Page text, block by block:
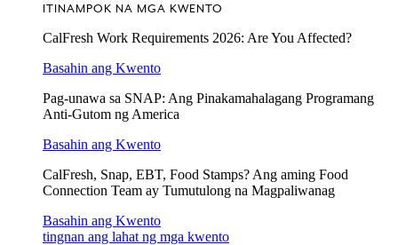
ITINAMPOK NA MGA KWENTO
CalFresh Work Requirements 2026: Are You Affected?
Basahin ang Kwento
Pag-unawa sa SNAP: Ang Pinakamahalagang Programang
Anti-Gutom ng America
Basahin ang Kwento
CalFresh, Snap, EBT, Food Stamps? Ang aming Food
Connection Team ay Tumutulong na Magpaliwanag
Basahin ang Kwento
tingnan ang lahat ng mga kwento